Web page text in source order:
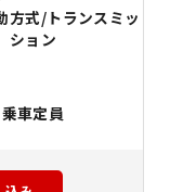
方式/トランスミッ
ション
乗車定員